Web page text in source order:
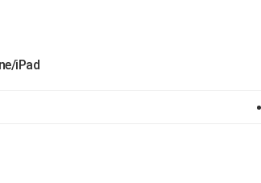
iPad